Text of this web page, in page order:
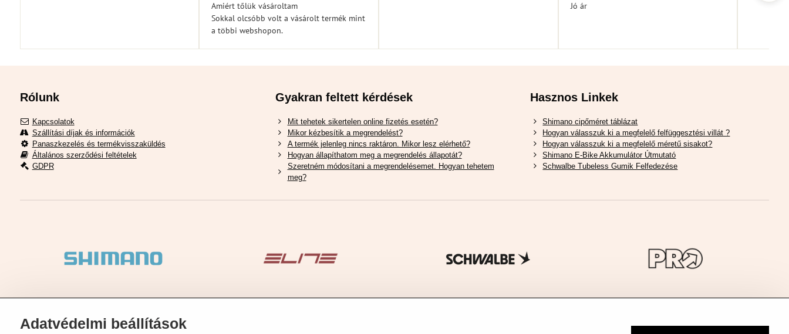
Amiért tőlük vásároltam
Sokkal olcsóbb volt a vásárolt termék mint
a többi webshopon.
Jó ár
Rólunk
Kapcsolatok
Szállítási díjak és információk
Panaszkezelés és termékvisszaküldés
Általános szerződési feltételek
GDPR
Gyakran feltett kérdések
Mit tehetek sikertelen online fizetés esetén?
Mikor kézbesítik a megrendelést?
A termék jelenleg nincs raktáron. Mikor lesz elérhető?
Hogyan állapíthatom meg a megrendelés állapotát?
Szeretném módosítani a megrendelésemet. Hogyan tehetem
meg?
Hasznos Linkek
Shimano cipőméret táblázat
Hogyan válasszuk ki a megfelelő felfüggesztési villát ?
Hogyan válasszuk ki a megfelelő méretű sisakot?
Shimano E-Bike Akkumulátor Útmutató
Schwalbe Tubeless Gumik Felfedezése
Adatvédelmi beállítások